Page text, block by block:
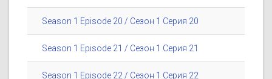
Season 1 Episode 20 / Сезон 1 Серия 20
Season 1 Episode 21 / Сезон 1 Серия 21
Season 1 Episode 22 / Сезон 1 Серия 22